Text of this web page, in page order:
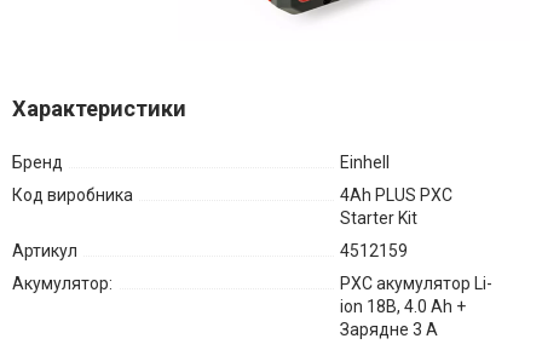
Характеристики
Бренд
Einhell
Код виробника
4Ah PLUS PXC
Starter Kit
Артикул
4512159
Акумулятор:
PXC акумулятор Li-
ion 18В, 4.0 Ah +
Зарядне 3 А